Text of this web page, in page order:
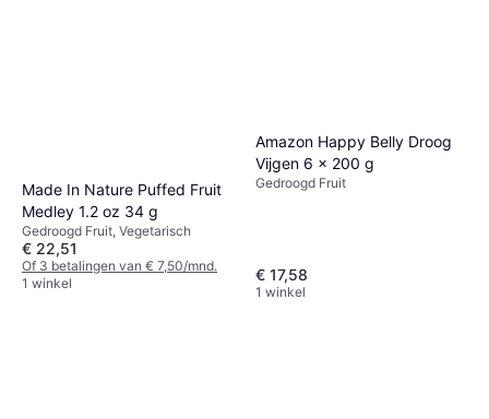
Made In Nature Puffed Fruit
Medley 1.2 oz 34 g
Gedroogd Fruit, Vegetarisch
€ 22,51
Of 3 betalingen van € 7,50/mnd.
1 winkel
Amazon Happy Belly Droog
Vijgen 6 x 200 g
Gedroogd Fruit
€ 17,58
1 winkel